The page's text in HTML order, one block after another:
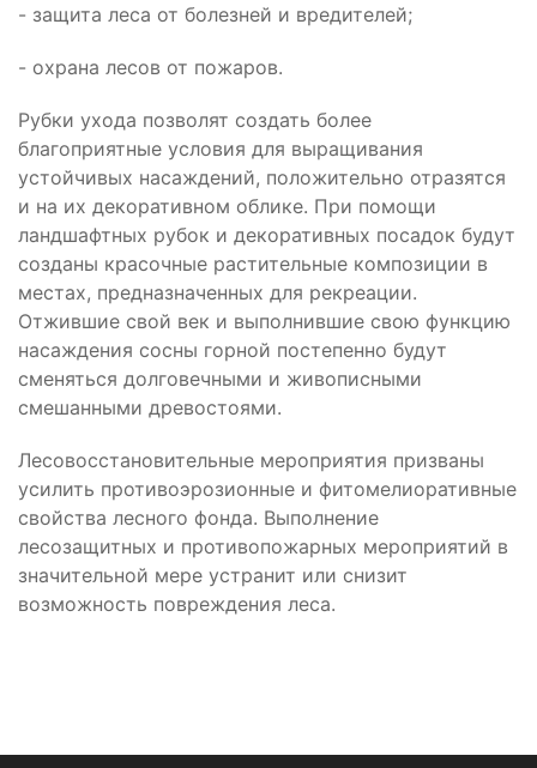
- защита леса от болезней и вредителей;
- охрана лесов от пожаров.
Рубки ухода позволят создать более
благоприятные условия для выращивания
устойчивых насаждений, положительно отразятся
и на их декоративном облике. При помощи
ландшафтных рубок и декоративных посадок будут
созданы красочные растительные композиции в
местах, предназначенных для рекреации.
Отжившие свой век и выполнившие свою функцию
насаждения сосны горной постепенно будут
сменяться долговечными и живописными
смешанными древостоями.
Лесовосстановительные мероприятия призваны
усилить противоэрозионные и фитомелиоративные
свойства лесного фонда. Выполнение
лесозащитных и противопожарных мероприятий в
значительной мере устранит или снизит
возможность повреждения леса.